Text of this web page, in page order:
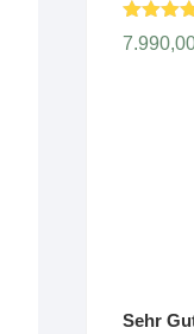
Bewertet
mit5.00
Sehr